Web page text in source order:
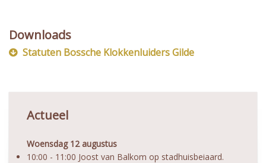
Downloads
Statuten Bossche Klokkenluiders Gilde
Actueel
Woensdag 12 augustus
10:00 - 11:00 Joost van Balkom op stadhuisbeiaard.